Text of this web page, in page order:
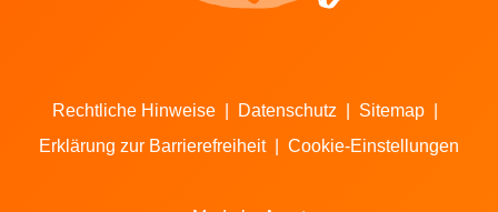
Rechtliche Hinweise Datenschutz Sitemap
Erklärung zur Barrierefreiheit
Cookie-Einstellungen